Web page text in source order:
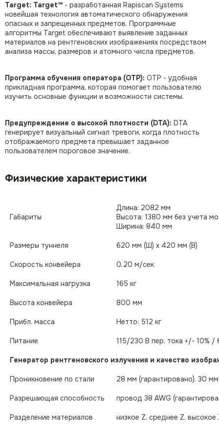
Target: Target™ - разработанная Rapiscan Systems
новейшая технология автоматического обнаружения
опасных и запрещенных предметов. Программные
алгоритмы Target обеспечивают выявление заданных
материалов на рентгеновских изображениях посредством
анализа массы, размеров и атомного числа предметов.
Программа обучения оператора (OTP): OTP - удобная
прикладная программа, которая помогает пользователю
изучить основные функции и возможности системы.
Предупреждение о высокой плотности (DTA): DTA
генерирует визуальный сигнал тревоги, когда плотность
отображаемого предмета превышает заданное
пользователем пороговое значение.
Физические характеристики
Габариты
Длина: 2082 мм
Высота: 1380 мм без учета
Ширина: 840 мм
Размеры туннеля 620 мм (Ш) x 420 мм (В)
Скорость конвейера 0,20 м/сек
Максимальная нагрузка 165 кг
Высота конвейера 800 мм
Прибл. масса Нетто: 512 кг
Питание 115/230 В пер. тока +/- 10%
Генератор рентгеновского излучения и качество
Проникновение по стали 28 мм
Разрешающая способность провод 38 AWG
Разделение материалов низкое Z, среднее Z,